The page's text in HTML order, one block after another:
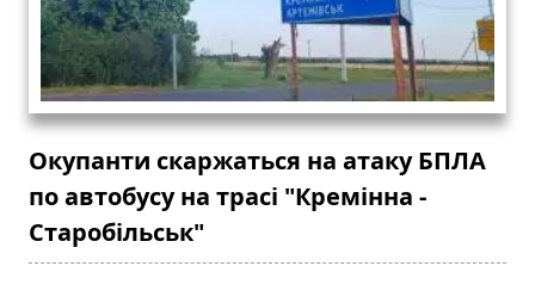
Окупанти скаржаться на атаку БПЛА
по автобусу на трасі "Кремінна -
Старобільськ"